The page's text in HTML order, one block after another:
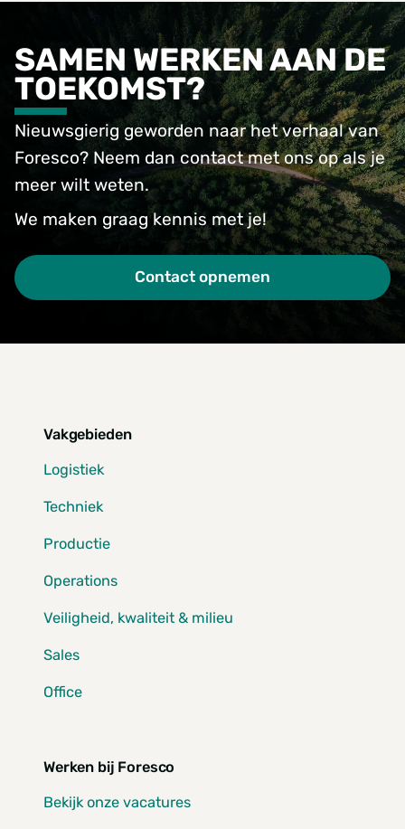
SAMEN WERKEN AAN DE
TOEKOMST?
Nieuwsgierig geworden naar het verhaal van
Foresco? Neem dan contact met ons op als je
meer wilt weten.
We maken graag kennis met je!
Contact opnemen
Vakgebieden
Logistiek
Techniek
Productie
Operations
Veiligheid, kwaliteit & milieu
Sales
Office
Werken bij Foresco
Bekijk onze vacatures